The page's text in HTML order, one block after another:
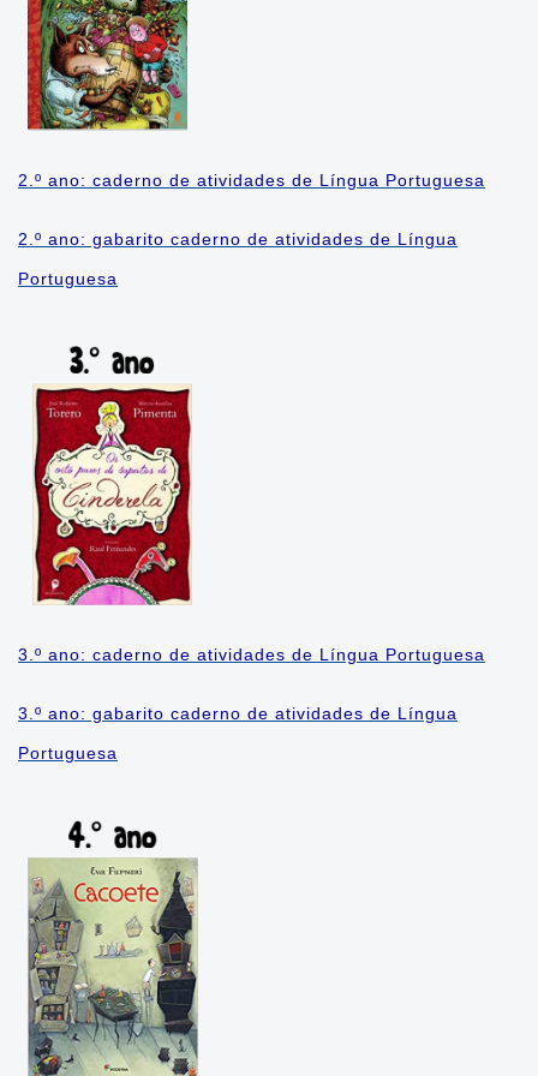
Cadernos Integrados do
Currículo
Cadernos por Componentes
2021
Cadernos de Recomposição
das Aprendizagens
Cadernos de Avaliações
Diagnósticas
Cadernos Videoaulas
Cadernos Portfólio
Referenciais
Referencial de Alfabetização
AVALIA
Prova Curitiba
Arte
Ciências
Educação Física
Ensino Religioso
2.º ano: caderno de atividades de Língua Portuguesa
2.º ano: gabarito caderno de atividades de Língua
Portuguesa
3.º ano: caderno de atividades de Língua Portuguesa
3.º ano: gabarito caderno de atividades de Língua
Portuguesa